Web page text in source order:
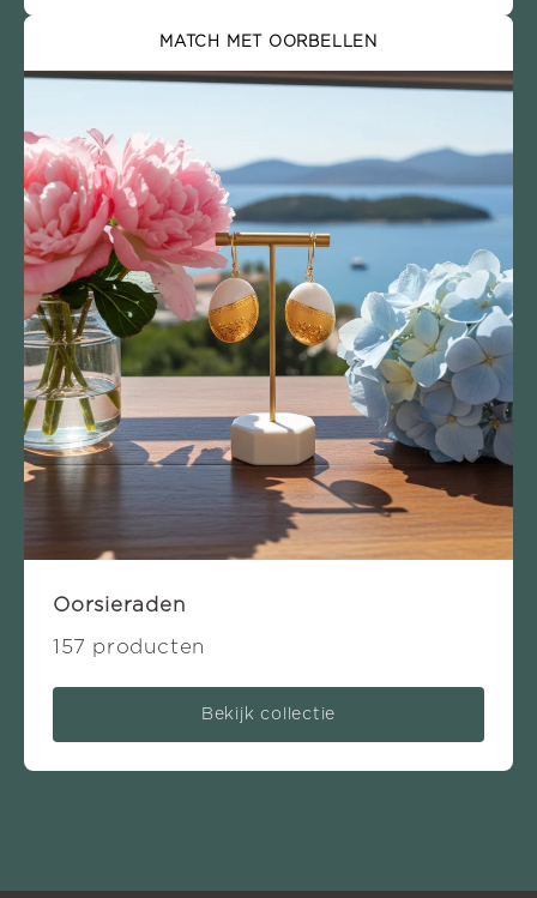
MATCH MET OORBELLEN
Oorsieraden
157 producten
Bekijk collectie